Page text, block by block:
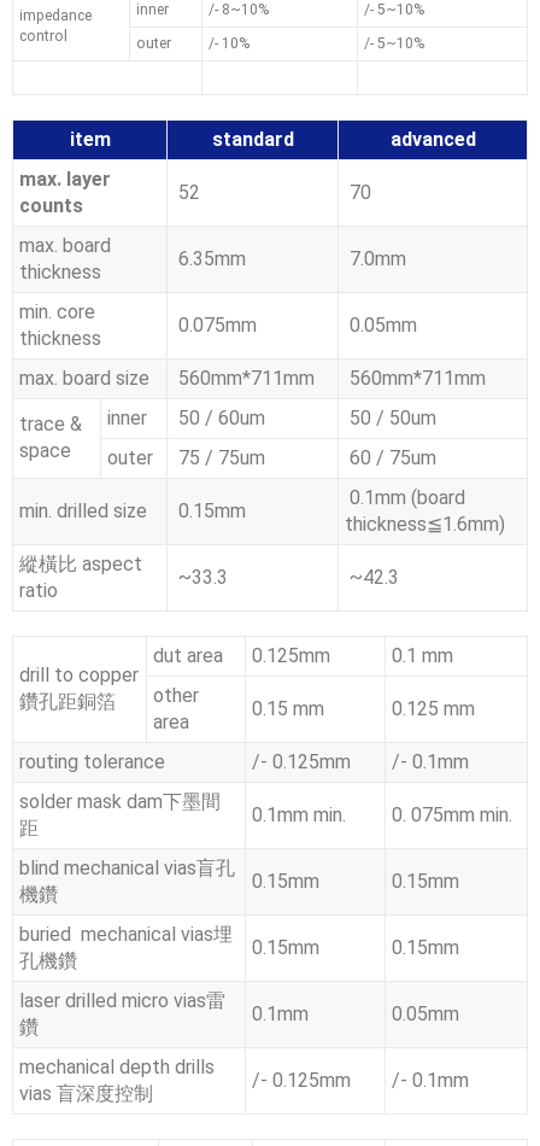
impedance
control
inner /- 8~10%
/- 5~10%
outer
/- 10% /- 5~10%
item standard
advanced
max. layer
counts
52 70
max. board
thickness
6.35mm 7.0mm
min. core
thickness
0.075mm 0.05mm
max. board size 560mm*711mm
560mm*711mm
trace &
space
inner 50 / 60um
50 / 50um
outer
75 / 75um 60 / 75um
min. drilled size 0.15mm
0.1mm (board
thickness≦1.6mm)
縱橫比 aspect
ratio
~33.3 ~42.3
drill to copper
鑽孔距銅箔
dut area 0.125mm
0.1 mm
other
area
0.15 mm 0.125 mm
routing tolerance /- 0.125mm
/- 0.1mm
solder mask dam下墨間
距
0.1mm min. 0. 075mm min.
blind mechanical vias盲孔
機鑽
0.15mm 0.15mm
buried mechanical vias埋
孔機鑽
0.15mm 0.15mm
laser drilled micro vias雷
鑽
0.1mm 0.05mm
mechanical depth drills
vias 盲深度控制
/- 0.125mm /- 0.1mm